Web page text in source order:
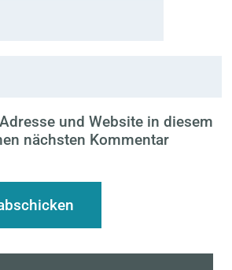
und Website in diesem
nächsten Kommentar